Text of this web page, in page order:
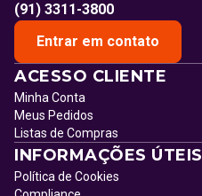
(91) 3311-3800
Entrar em contato
ACESSO CLIENTE
Minha Conta
Meus Pedidos
Listas de Compras
INFORMAÇÕES ÚTEIS
Política de Cookies